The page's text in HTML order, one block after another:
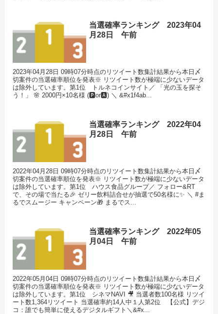
当選確率ランキング 2023年04
月28日 午前
2023年04月28日 09時07分時点のリツイート数集計結果から本日〆
切案件の当選確率順位を発表※ リツイート数が極端に少ないデータ
は除外しています。第1位 トルネコインサイト／ 「光の玉を探そ
う！」 🌸 2000円×10名様 (🅿️or🅰️) ＼ &#x1f4ab...
当選確率ランキング 2022年04
月28日 午前
2022年04月28日 09時07分時点のリツイート数集計結果から本日〆
切案件の当選確率順位を発表※ リツイート数が極端に少ないデータ
は除外しています。第1位 ハウス食品グループ／ フォロー&RT
で、その場で当たる🎉 ゼリー飲料詰合せが抽選で50名様に✨ ＼ #ま
るでスムージー キャンペーン🎁 まるでス...
当選確率ランキング 2022年05
月04日 午前
2022年05月04日 09時07分時点のリツイート数集計結果から本日〆
切案件の当選確率順位を発表※ リツイート数が極端に少ないデータ
は除外しています。第1位 シネマNAVI 🎥 当選者数100名様 リツイ
ート数1,364リツイート 当選確率約14人中１人第2位 【公式】デジ
コ：誰でも簡単に使えるデジタルギフト＼&#x...